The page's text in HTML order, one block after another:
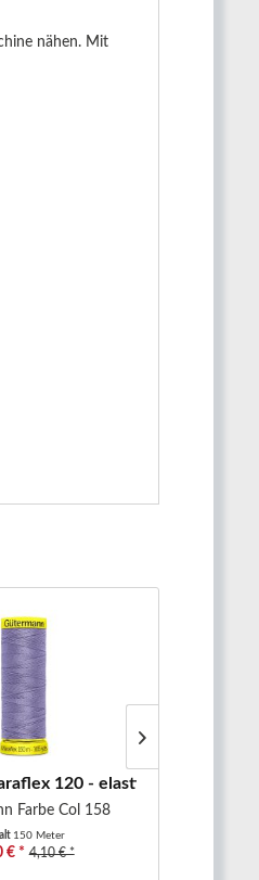
nähen. Mit
-... 120 - elastisches Nähgarn
Farbe Col 158
150 Meter
€ * 4,10 € *